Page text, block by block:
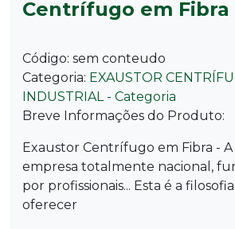
Centrífugo em Fibra
Código: sem conteudo
Categoria: EXAUSTOR
INDUSTRIAL - Categoria
Breve Informações do Produto:
Exaustor Centrífugo em Fibra - A
empresa totalmente nacional,
por profissionais... Esta é a
oferecer